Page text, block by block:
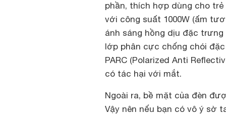
phần, thích hợp dùng cho
với công suất 1000W (ấm
ánh sáng hồng dịu đặc
lớp phân cực chống chói
PARC (Polarized Anti
có tác hại với mắt.
Ngoài ra, bề mặt của đèn
Vậy nên nếu bạn có vô ý sờ